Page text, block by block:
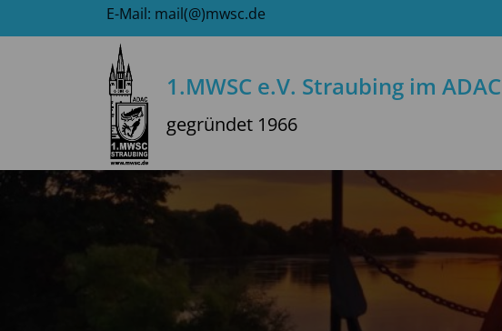
Inhalt
E-Mail: mail(@)mwsc.de
1.MWSC e.V. Straubing im ADAC
gegründet 1966